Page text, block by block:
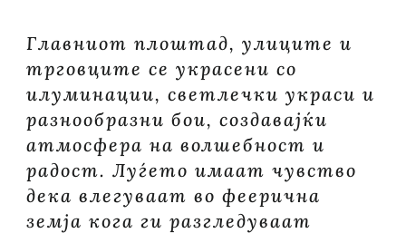
Главниот плоштад, улиците и
трговците се украсени со
илуминации, светлечки украси и
разнообразни бои, создавајќи
атмосфера на волшебност и
радост. Луѓето имаат чувство
дека влегуваат во феерична
земја кога ги разгледуваат